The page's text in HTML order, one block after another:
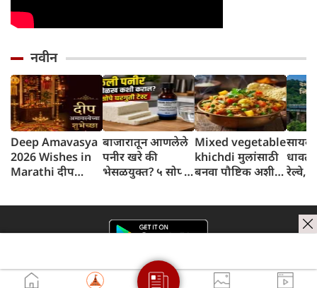
नवीन
Deep Amavasya
2026 Wishes in
Marathi दीप
बाजारातून आणलेले
पनीर खरे की
भेसळयुक्त? ५ सोप्या
Mixed vegetable
khichdi मुलांसाठी
बनवा पौष्टिक अशी
धावते
रेल्वे,